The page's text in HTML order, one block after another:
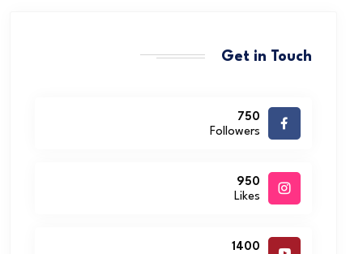
Get in Touch
750
Followers
950
Likes
1400